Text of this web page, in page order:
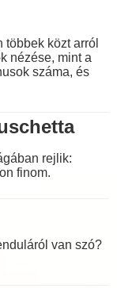
közt arról
nézése, mint a
száma, és
rejlik:
finom.
van szó?